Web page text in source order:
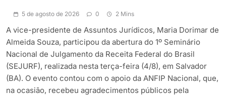
5 de agosto de 2026 0 2 Mins
A vice-presidente de Assuntos Jurídicos, Maria Dorimar de
Almeida Souza, participou da abertura do 1º Seminário
Nacional de Julgamento da Receita Federal do Brasil
(SEJURF), realizada nesta terça-feira (4/8), em Salvador
(BA). O evento contou com o apoio da ANFIP Nacional, que,
na ocasião, recebeu agradecimentos públicos pela